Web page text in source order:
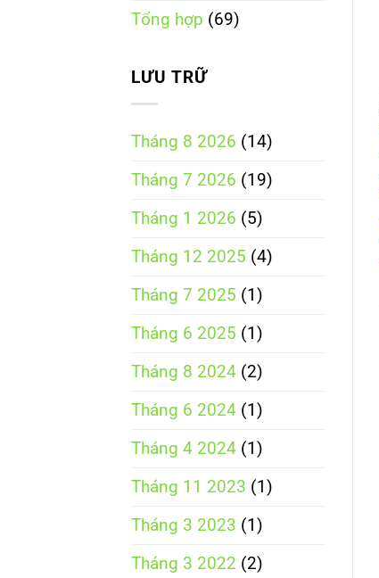
thương
mại
trung
gian
Tổng hợp (69)
LƯU TRỮ
Tháng 8 2026 (14)
Tháng 7 2026 (19)
Tháng 1 2026 (5)
Tháng 12 2025 (4)
Tháng 7 2025 (1)
Tháng 6 2025 (1)
Tháng 8 2024 (2)
Tháng 6 2024 (1)
Tháng 4 2024 (1)
Tháng 11 2023 (1)
Tháng 3 2023 (1)
Tháng 3 2022 (2)